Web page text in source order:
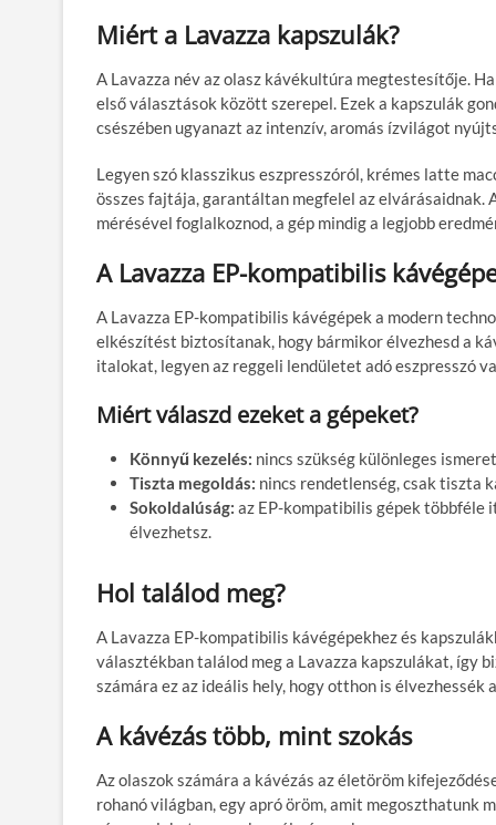
Miért a Lavazza kapszulák?
A Lavazza név az olasz kávékultúra megtestesítője.
első választások között szerepel. Ezek a kapszulák
csészében ugyanazt az intenzív, aromás ízvilágot
Legyen szó klasszikus eszpresszóról, krémes latte
összes fajtája, garantáltan megfelel az elvárásaidnak.
mérésével foglalkoznod, a gép mindig a legjobb
A Lavazza EP-kompatibilis
A Lavazza EP-kompatibilis kávégépek a modern
elkészítést biztosítanak, hogy bármikor élvezhesd a
italokat, legyen az reggeli lendületet adó eszpresszó
Miért válaszd ezeket a gépeket?
Könnyű kezelés: nincs szükség különleges
Tiszta megoldás: nincs rendetlenség, csak tiszta
Sokoldalúság: az EP-kompatibilis gépek többféle
élvezhetsz.
Hol találod meg?
A Lavazza EP-kompatibilis kávégépekhez és
választékban találod meg a Lavazza kapszulákat, így
számára ez az ideális hely, hogy otthon is élvezhessék
A kávézás több, mint szokás
Az olaszok számára a kávézás az életöröm
rohanó világban, egy apró öröm, amit megoszthatunk